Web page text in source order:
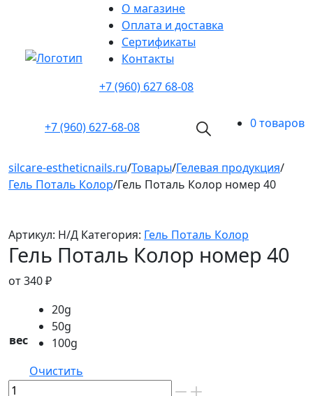
О магазине
Оплата и доставка
Cертификаты
Контакты
+7 (960) 627 68-08
+7 (960) 627-68-08 0 товаров
silcare-estheticnails.ru/Товары/Гелевая продукция/
Гель Поталь Колор/Гель Поталь Колор номер 40
Артикул: Н/Д Категория: Гель Поталь Колор
Гель Поталь Колор номер 40
от340₽
вес
20g
50g
100g
Очистить
Количество